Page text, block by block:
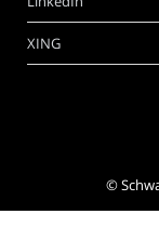
XING
©